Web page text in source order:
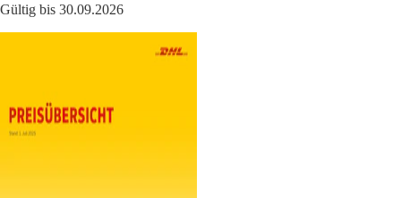
Gültig bis 30.09.2026